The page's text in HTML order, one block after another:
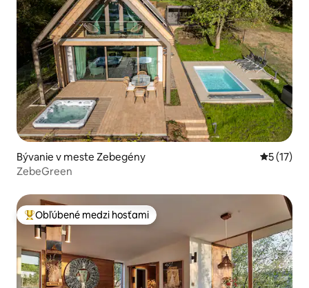
Bývanie v meste Zebegény
5 (17)
ZebeGreen
Najobľúbenejšie medzi hosťami
Obľúbené medzi hosťami